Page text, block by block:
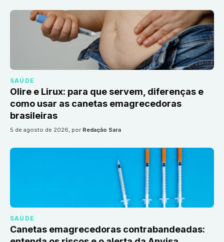
SAÚDE
Olire e Lirux: para que servem, diferenças e
como usar as canetas emagrecedoras
brasileiras
5 de agosto de 2026, por Redação Sara
SAÚDE
Canetas emagrecedoras contrabandeadas: